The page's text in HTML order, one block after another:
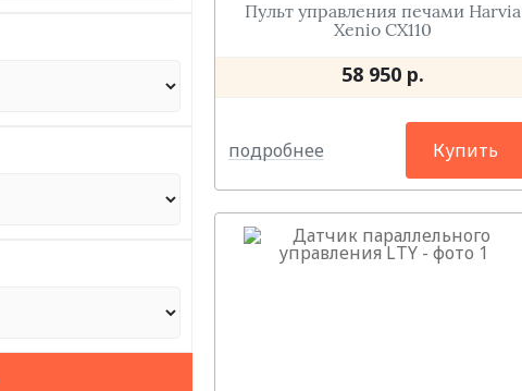
Пульт управления печами Harvia
Xenio CX110
58 950 р.
подробнее Купить